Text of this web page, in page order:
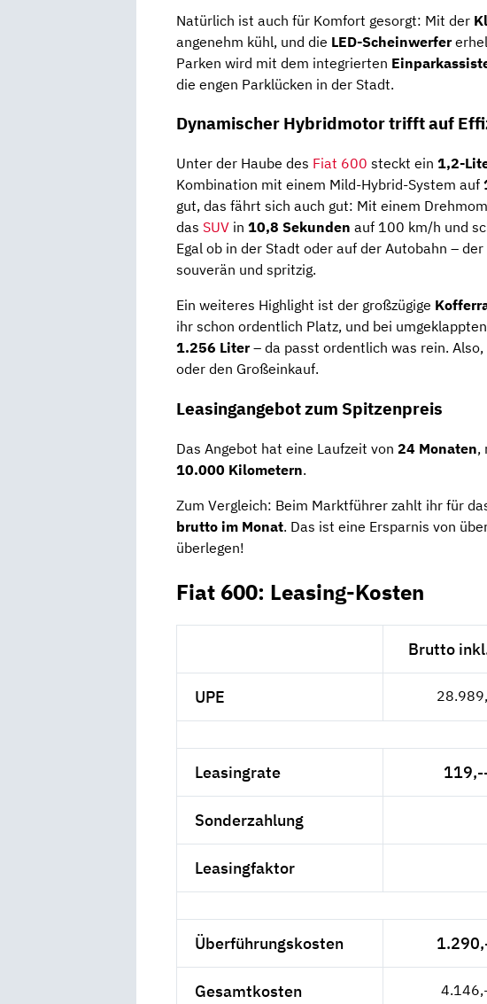
Natürlich ist auch für Komfort gesorgt: Mit der
angenehm kühl, und die LED-Scheinwerfer
Parken wird mit dem integrierten
die engen Parklücken in der Stadt.
Dynamischer Hybridmotor trifft auf
Unter der Haube des Fiat 600 steckt ein 1,2-
Kombination mit einem Mild-Hybrid-System auf
gut, das fährt sich auch gut: Mit einem
das SUV in 10,8 Sekunden auf 100 km/h und
Egal ob in der Stadt oder auf der Autobahn –
souverän und spritzig.
Ein weiteres Highlight ist der großzügige
ihr schon ordentlich Platz, und bei
1.256 Liter– da passt ordentlich was rein.
oder den Großeinkauf.
Leasingangebot zum Spitzenpreis
Das Angebot hat eine Laufzeit von 24 Monaten,
10.000 Kilometern.
Zum Vergleich: Beim Marktführer zahlt ihr für
brutto im Monat. Das ist eine Ersparnis von
überlegen!
Fiat 600: Leasing-Kosten
Brutto
UPE
Leasingrate
Sonderzahlung
Leasingfaktor
Überführungskosten
Gesamtkosten